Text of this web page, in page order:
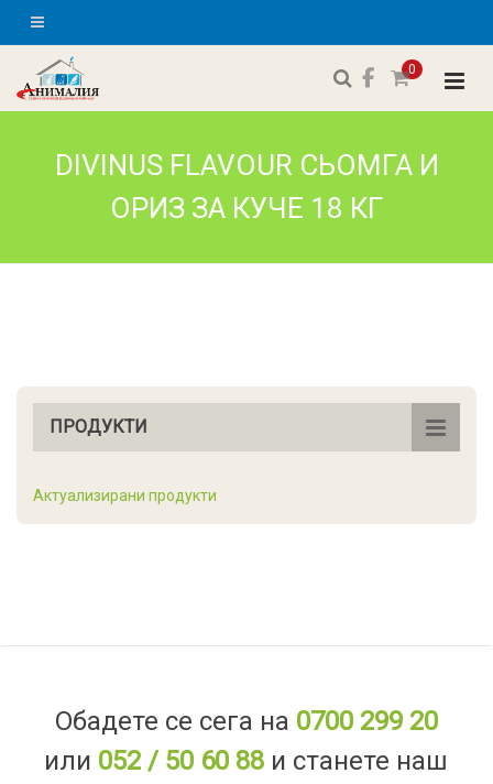
0
DIVINUS FLAVOUR СЬОМГА И
ОРИЗ ЗА КУЧЕ 18 КГ
ПРОДУКТИ
Актуализирани продукти
Обадете се сега на 0700 299 20
или 052 / 50 60 88 и станете наш